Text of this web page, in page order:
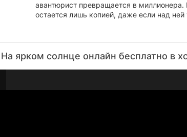
авантюрист превращается в
остается лишь копией, даже если над
На ярком солнце онлайн бесплатно в